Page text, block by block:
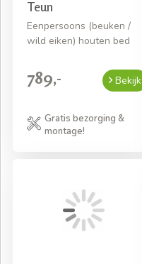
Teun
Eenpersoons (beuken /
wild eiken) houten bed
789,- Bekijk
Gratis bezorging &
montage!